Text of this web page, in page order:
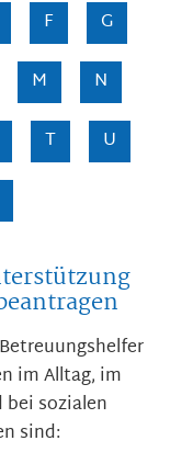
F
G
M
N
T
U
im Alltag, im
sozialen
sind: